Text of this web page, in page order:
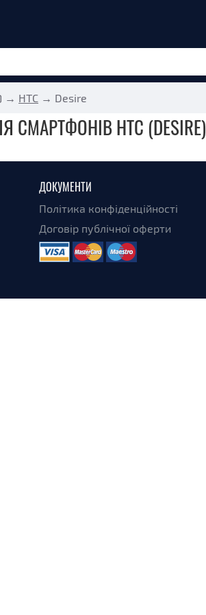
HTC Desire
HTC (DESIRE)
ДОКУМЕНТИ
Політика конфіденційності
Договір публічної оферти